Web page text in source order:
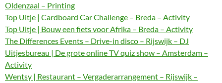
Oldenzaal – Printing
Top Uitje | Cardboard Car Challenge – Breda – Activity
Top Uitje | Bouw een fiets voor Afrika – Breda – Activity
The Differences Events – Drive-in disco – Rijswijk – DJ
Uitjesbureau | De grote online TV quiz show – Amsterdam –
Activity
Wentsy | Restaurant – Vergaderarrangement – Rijswijk –